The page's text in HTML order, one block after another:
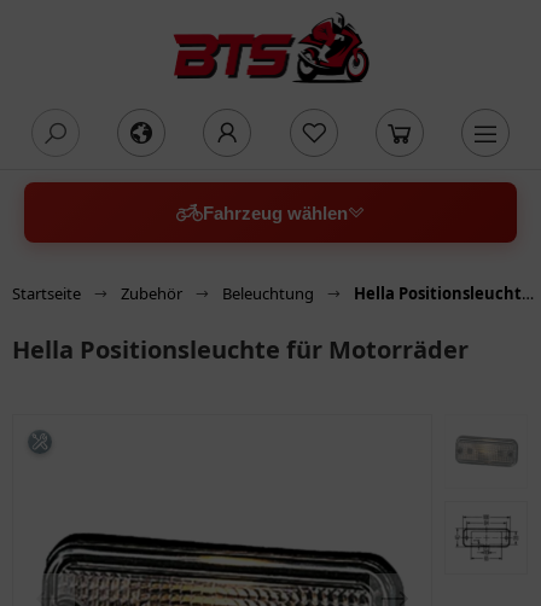
Fahrzeug wählen
Startseite Zubehör Beleuchtung Hella Positionsleuchte für Motorräder
Hella Positionsleuchte für Motorräder